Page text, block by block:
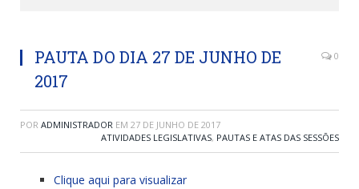
PAUTA DO DIA 27 DE JUNHO DE
2017
0
POR ADMINISTRADOR EM 27 DE JUNHO DE 2017
ATIVIDADES LEGISLATIVAS, PAUTAS E ATAS DAS SESSÕES
Clique aqui para visualizar